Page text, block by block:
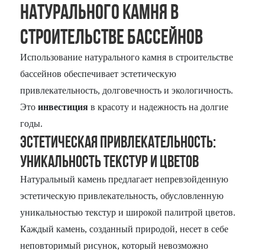
натурального камня в
строительстве бассейнов
Использование натурального камня в строительстве
бассейнов обеспечивает эстетическую
привлекательность, долговечность и экологичность.
Этоинвестиция в красоту и надежность на долгие
годы.
Эстетическая привлекательность:
Уникальность текстур и цветов
Натуральный камень предлагает непревзойденную
эстетическую привлекательность, обусловленную
уникальностью текстур и широкой палитрой цветов.
Каждый камень, созданный природой, несет в себе
неповторимый рисунок, который невозможно